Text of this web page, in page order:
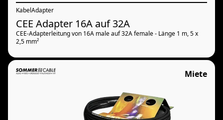
KabelAdapter
CEE Adapter 16A auf 32A
CEE-Adapterleitung von 16A male auf 32A female - Länge 1 m, 5 x
2,5 mm²
Miete